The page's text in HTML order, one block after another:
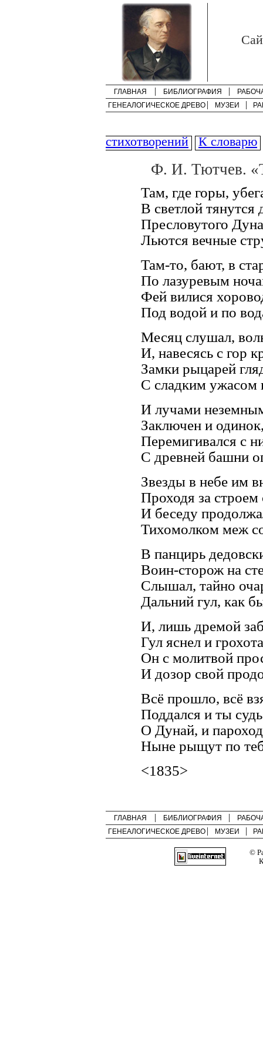
ГЛАВНАЯ БИБЛИОГРАФИЯ
ГЕНЕАЛОГИЧЕСКОЕ ДРЕВО
МУЗЕИ
стихотворений К словарю
Ф. И. Тютчев.
Там, где горы,
В светлой тянутся
Пресловутого
Льются вечные
Там-то, бают, в
По лазуревым
Фей вилися
Под водой и по
Месяц слушал,
И, навесясь с гор
Замки рыцарей
С сладким ужасом
И лучами
Заключен и
Перемигивался с
С древней башни
Звезды в небе им
Проходя за строем
И беседу
Тихомолком меж
В панцирь
Воин-сторож на
Слышал, тайно
Дальний гул, как
И, лишь дремой
Гул яснел и
Он с молитвой
И дозор свой
Всё прошло, всё
Поддался и ты
О Дунай, и
Ныне рыщут по
<1835>
ГЛАВНАЯ БИБЛИОГРАФИЯ
ГЕНЕАЛОГИЧЕСКОЕ ДРЕВО
МУЗЕИ
©